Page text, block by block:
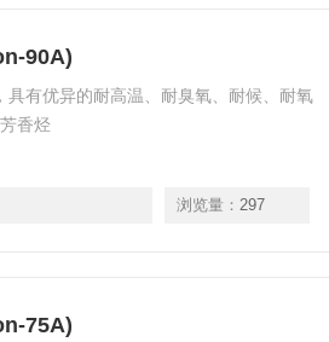
90A)
有优异的耐高温、耐臭氧、耐候、耐氧
香烃
浏览量： 297
75A)